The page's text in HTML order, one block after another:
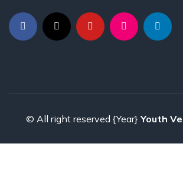
© All right reserved {Year} Youth